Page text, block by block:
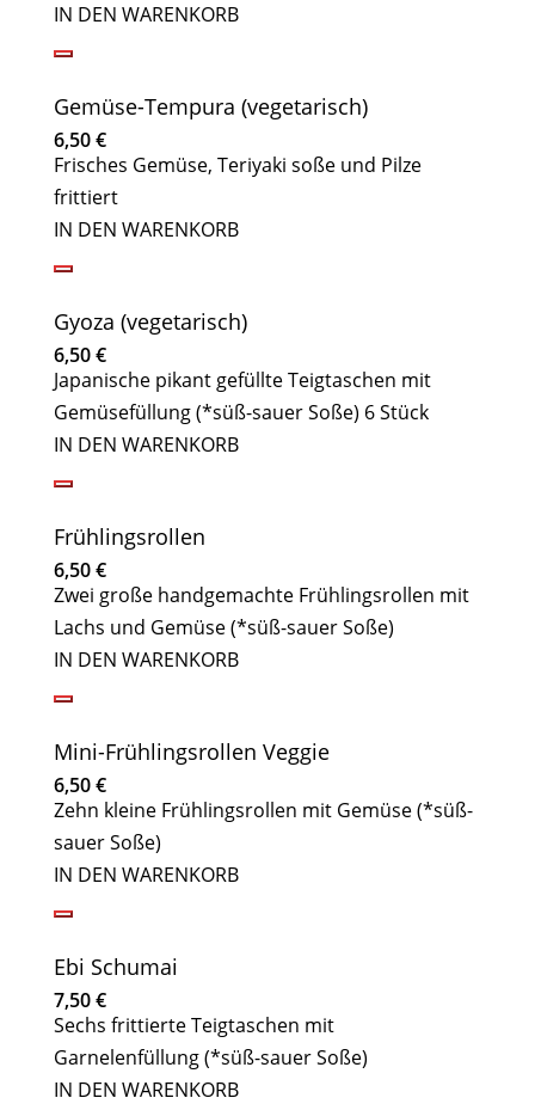
IN DEN WARENKORB
Gemüse-Tempura (vegetarisch)
6,50€
Frisches Gemüse, Teriyaki soße und Pilze
frittiert
IN DEN WARENKORB
Gyoza (vegetarisch)
6,50€
Japanische pikant gefüllte Teigtaschen mit
Gemüsefüllung (*süß-sauer Soße) 6 Stück
IN DEN WARENKORB
Frühlingsrollen
6,50€
Zwei große handgemachte Frühlingsrollen mit
Lachs und Gemüse (*süß-sauer Soße)
IN DEN WARENKORB
Mini-Frühlingsrollen Veggie
6,50€
Zehn kleine Frühlingsrollen mit Gemüse (*süß-
sauer Soße)
IN DEN WARENKORB
Ebi Schumai
7,50€
Sechs frittierte Teigtaschen mit
Garnelenfüllung (*süß-sauer Soße)
IN DEN WARENKORB